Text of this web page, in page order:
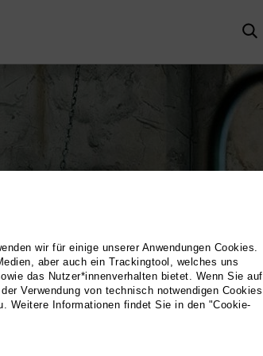
wir für einige unserer Anwendungen Cookies.
aber auch ein Trackingtool, welches uns
das Nutzer*innenverhalten bietet. Wenn Sie auf
Verwendung von technisch notwendigen Cookies
Weitere Informationen findet Sie in den "Cookie-